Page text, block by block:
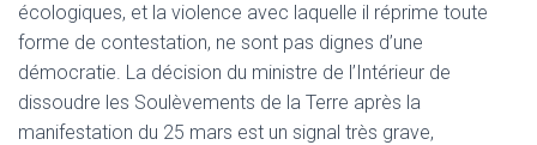
écologiques, et la violence avec laquelle il réprime toute
forme de contestation, ne sont pas dignes d’une
démocratie. La décision du ministre de l’Intérieur de
dissoudre les Soulèvements de la Terre après la
manifestation du 25 mars est un signal très grave,